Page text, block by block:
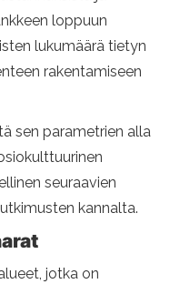
loppuun
lukumäärä tietyn
rakentamiseen
sen parametrien alla
seuraavien
kannalta.
jotka on